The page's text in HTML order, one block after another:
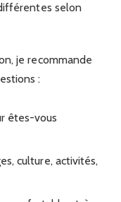
selon
je recommande
:
êtes-vous
culture, activités,